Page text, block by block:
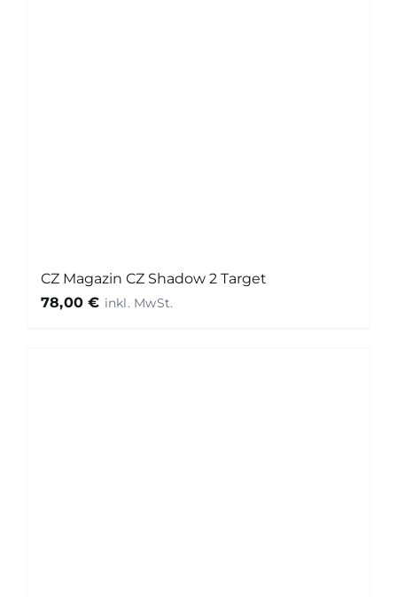
CZ Magazin CZ Shadow 2 Target
78,00€